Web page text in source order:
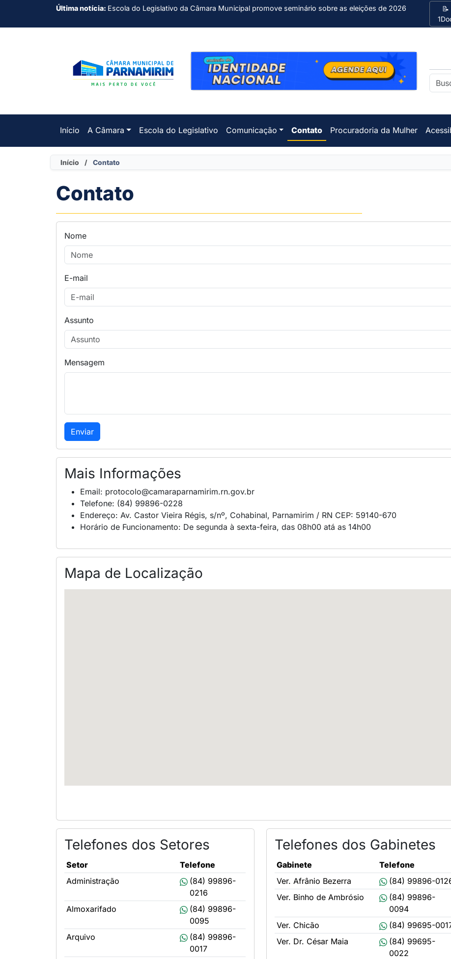
Última notícia: Escola do Legislativo da Câmara Municipal promove seminário sobre as eleições de 2026
📝
Início A Câmara Escola do Legislativo Comunicação Contato Procuradoria da Mulher
Início / Contato
Contato
Nome
E-mail
Assunto
Mensagem
Mais Informações
Email: protocolo@camaraparnamirim.rn.gov.br
Telefone: (84) 99896-0228
Endereço: Av. Castor Vieira Régis, s/nº, Cohabinal, Parnamirim / RN CEP: 59140-670
Horário de Funcionamento: De segunda à sexta-feira, das 08h00 atá as 14h00
Mapa de Localização
Telefones dos Setores
Setor
Telefone
Administração
(84) 99896-
0216
Almoxarifado
(84) 99896-
0095
Arquivo
(84) 99896-
0017
Telefones dos Gabinetes
Gabinete
Telefone
Ver. Afrânio Bezerra
(84) 99896-
Ver. Binho de Ambrósio
(84) 99896-
0094
Ver. Chicão
(84) 99695-
Ver. Dr. César Maia
(84) 99695-
0022